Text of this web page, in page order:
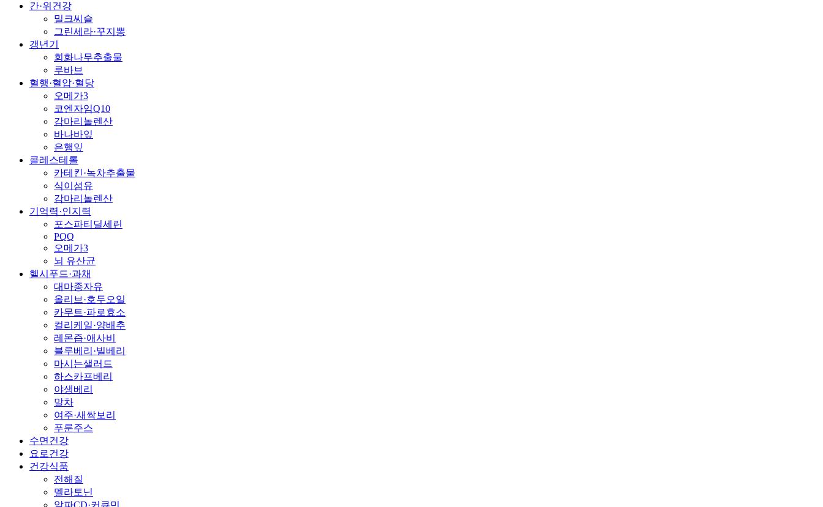
간·위건강
밀크씨슬
그린세라·꾸지뽕
갱년기
회화나무추출물
루바브
혈행·혈압·혈당
오메가3
코엔자임Q10
감마리놀렌산
바나바잎
은행잎
콜레스테롤
카테킨·녹차추출물
식이섬유
감마리놀렌산
기억력·인지력
포스파티딜세린
PQQ
오메가3
뇌 유산균
헬시푸드·과채
대마종자유
올리브·호두오일
카무트·파로효소
컬리케일·양배추
레몬즙·애사비
블루베리·빌베리
마시는샐러드
하스카프베리
야생베리
말차
여주·새싹보리
푸룬주스
수면건강
요로건강
건강식품
전해질
멜라토닌
알파CD·커큐민